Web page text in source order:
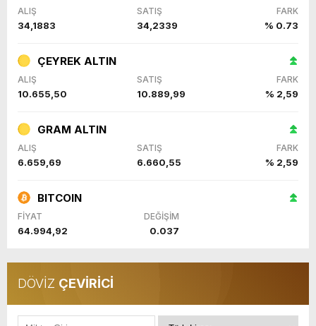
ALIŞ SATIŞ FARK
34,1883 34,2339 % 0.73
ÇEYREK ALTIN
ALIŞ SATIŞ FARK
10.655,50 10.889,99 % 2,59
GRAM ALTIN
ALIŞ SATIŞ FARK
6.659,69 6.660,55 % 2,59
BITCOIN
FİYAT DEĞİŞİM
64.994,92 0.037
DÖVİZ ÇEVİRİCİ